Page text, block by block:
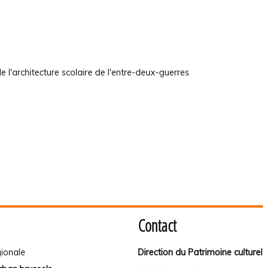
l'architecture scolaire de l'entre-deux-guerres
Contact
Direction du Patrimoine culturel